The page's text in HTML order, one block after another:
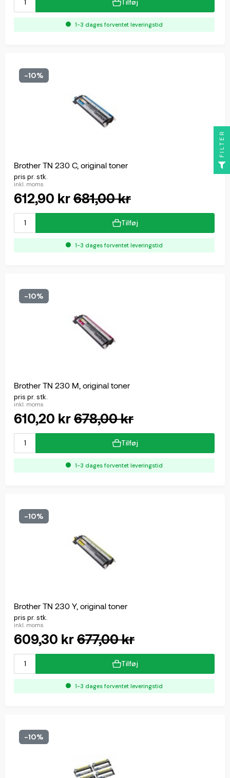
Tilføj
1-3 dages forventet leveringstid
-10%
Brother TN 230 C, original toner
pris pr. stk.
inkl. moms
612,90 kr681,00 kr
Tilføj
1-3 dages forventet leveringstid
-10%
Brother TN 230 M, original toner
pris pr. stk.
inkl. moms
610,20 kr678,00 kr
Tilføj
1-3 dages forventet leveringstid
-10%
Brother TN 230 Y, original toner
pris pr. stk.
inkl. moms
609,30 kr677,00 kr
Tilføj
1-3 dages forventet leveringstid
-10%
FILTER